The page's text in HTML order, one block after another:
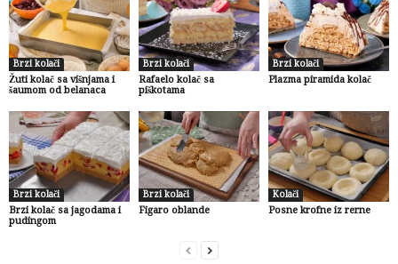
Brzi kolači
Žuti kolač sa višnjama i
šaumom od belanaca
Brzi kolači
Rafaelo kolač sa
piškotama
Brzi kolači
Plazma piramida kolač
Brzi kolači
Brzi kolač sa jagodama i
pudingom
Brzi kolači
Figaro oblande
Kolači
Posne krofne iz rerne